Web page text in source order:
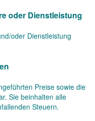
oder Dienstleistung
oder Dienstleistung
Preise sowie die
Sie beinhalten alle
Steuern.